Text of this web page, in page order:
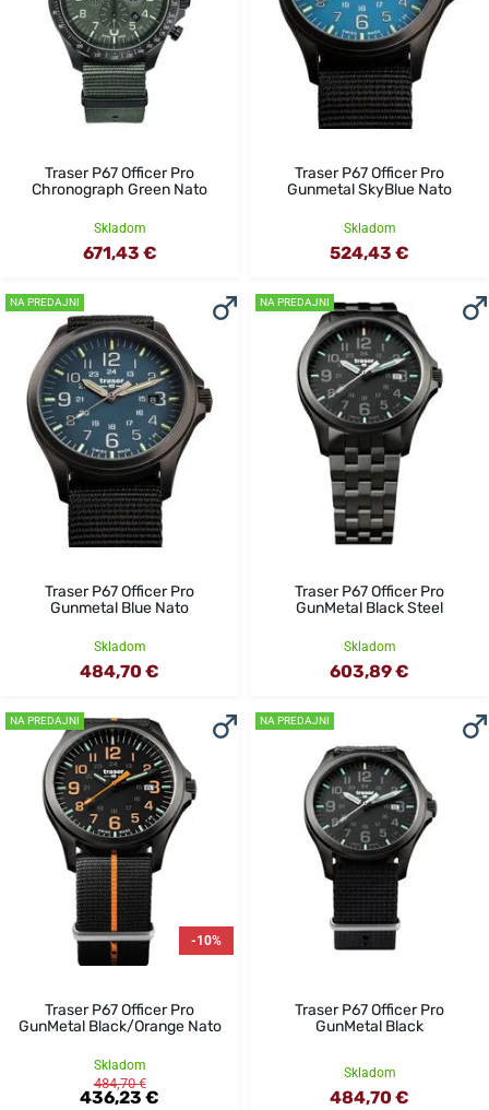
Traser P67 Officer Pro
Chronograph Green Nato
Skladom
671,43 €
Traser P67 Officer Pro
Gunmetal SkyBlue Nato
Skladom
524,43 €
NA PREDAJNI
Traser P67 Officer Pro
Gunmetal Blue Nato
Skladom
484,70 €
NA PREDAJNI
Traser P67 Officer Pro
GunMetal Black Steel
Skladom
603,89 €
NA PREDAJNI
-10%
Traser P67 Officer Pro
GunMetal Black/Orange Nato
Skladom
484,70 €
436,23 €
NA PREDAJNI
Traser P67 Officer Pro
GunMetal Black
Skladom
484,70 €